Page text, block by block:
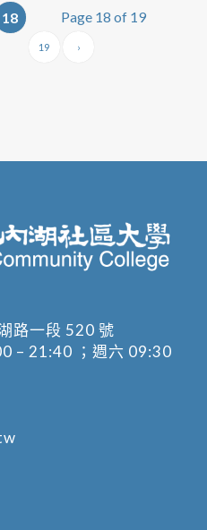
Page 18 of 19
18
19 ›
路一段 520 號
– 21:40 ；週六 09:30